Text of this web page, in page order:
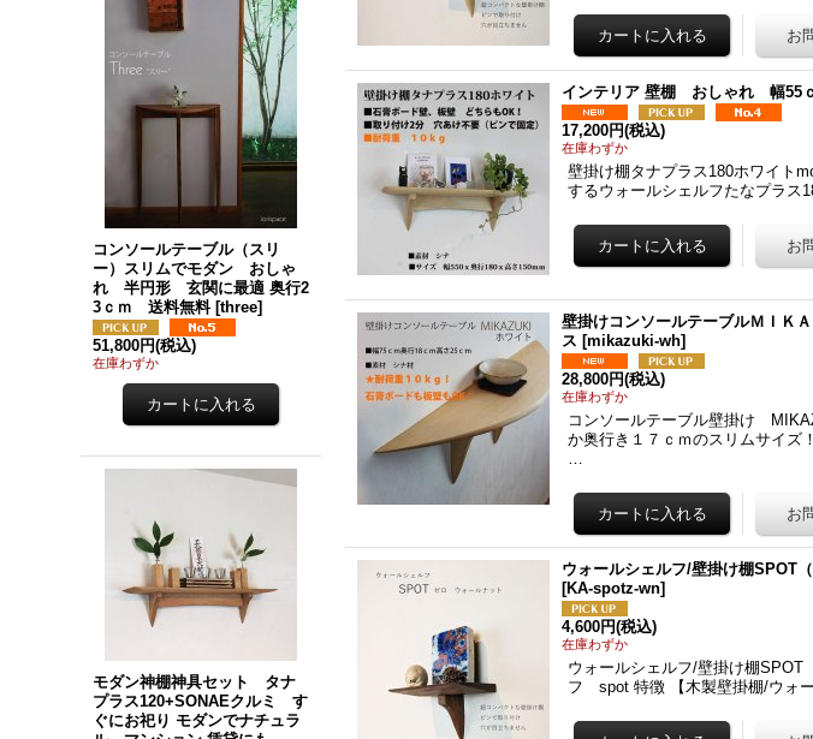
コンソールテーブル（スリ
ー）スリムでモダン おしゃ
れ 半円形 玄関に最適 奥行2
3ｃｍ 送料無料 [three]
51,800円(税込)
在庫わずか
モダン神棚神具セット タナ
プラス120+SONAEクルミ す
ぐにお祀り モダンでナチュラ
インテリア 壁棚 おしゃれ 幅55ｃ
17,200円(税込)
在庫わずか
壁掛け棚タナプラス180ホワイト
するウォールシェルフたなプラス
壁掛けコンソールテーブルＭＩＫ
ス [mikazuki-wh]
28,800円(税込)
在庫わずか
コンソールテーブル壁掛け
か奥行き１７ｃｍのスリムサイズ
…
ウォールシェルフ/壁掛け棚SPOT
[KA-spotz-wn]
4,600円(税込)
在庫わずか
ウォールシェルフ/壁掛け棚
フ spot 特徴 【木製壁掛棚/ウォ